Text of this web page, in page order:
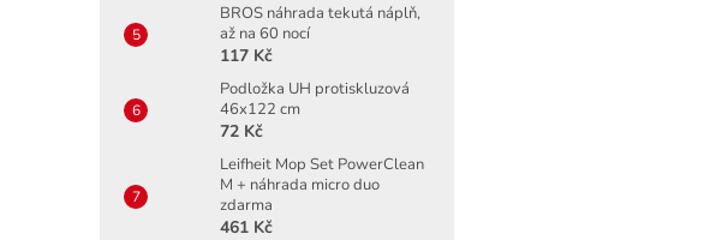
BROS náhrada tekutá náplň,
až na 60 nocí
117 Kč
Podložka UH protiskluzová
46x122 cm
72 Kč
Leifheit Mop Set PowerClean
M + náhrada micro duo
zdarma
461 Kč